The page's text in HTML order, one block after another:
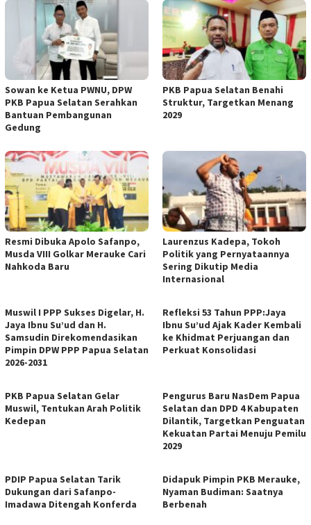
Sowan ke Ketua PWNU, DPW
PKB Papua Selatan Serahkan
Bantuan Pembangunan
Gedung
PKB Papua Selatan Benahi
Struktur, Targetkan Menang
2029
Resmi Dibuka Apolo Safanpo,
Musda VIII Golkar Merauke Cari
Nahkoda Baru
Laurenzus Kadepa, Tokoh
Politik yang Pernyataannya
Sering Dikutip Media
Internasional
Muswil I PPP Sukses Digelar, H.
Jaya Ibnu Su’ud dan H.
Samsudin Direkomendasikan
Pimpin DPW PPP Papua Selatan
2026-2031
Refleksi 53 Tahun PPP:Jaya
Ibnu Su’ud Ajak Kader Kembali
ke Khidmat Perjuangan dan
Perkuat Konsolidasi
PKB Papua Selatan Gelar
Muswil, Tentukan Arah Politik
Kedepan
Pengurus Baru NasDem Papua
Selatan dan DPD 4 Kabupaten
Dilantik, Targetkan Penguatan
Kekuatan Partai Menuju Pemilu
2029
PDIP Papua Selatan Tarik
Dukungan dari Safanpo-
Imadawa Ditengah Konferda
Didapuk Pimpin PKB Merauke,
Nyaman Budiman: Saatnya
Berbenah